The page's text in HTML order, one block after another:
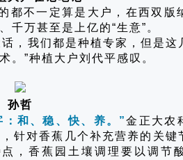
都不一定算是大户，在西双版
千万甚至是上亿的“生意”。
，我们都是种植专家，但是这
。”种植大户刘代平感叹。
孙哲
和、稳、快、养。”金正大农
针对香蕉几个补充营养的关键
，香蕉园土壤调理要以调节